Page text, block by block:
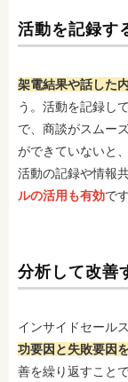
活動を記録す
架電結果や話した
う。活動を記録し
で、商談がスムー
ができていないと
活動の記録や情報
ルの活用も有効で
分析して改善
インサイドセール
功要因と失敗要因
善を繰り返すこと